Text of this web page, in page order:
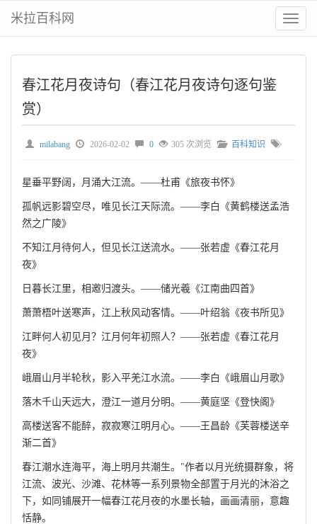
切
换
菜
米拉百科网
春江花月夜诗句（春江花月夜诗句逐句鉴
赏）
milabang 2026-02-02 0 305 次浏览 百科知识
星垂平野阔，月涌大江流。——杜甫《旅夜书怀》
孤帆远影碧空尽，唯见长江天际流。——李白《黄鹤楼送孟浩
然之广陵》
不知江月待何人，但见长江送流水。——张若虚《春江花月
夜》
日暮长江里，相邀归渡头。——储光羲《江南曲四首》
萧萧梧叶送寒声，江上秋风动客情。——叶绍翁《夜书所见》
江畔何人初见月？江月何年初照人？——张若虚《春江花月
夜》
峨眉山月半轮秋，影入平羌江水流。——李白《峨眉山月歌》
落木千山天远大，澄江一道月分明。——黄庭坚《登快阁》
高楼送客不能醉，寂寂寒江明月心。——王昌龄《芙蓉楼送辛
渐二首》
春江潮水连海平，海上明月共潮生。"作者以月光统摄群象，将
江流、波光、沙滩、花林等一系列景物全部置于月光的沐浴之
下，如同铺展开一幅春江花月夜的水墨长轴，画画清丽，意趣
恬静。